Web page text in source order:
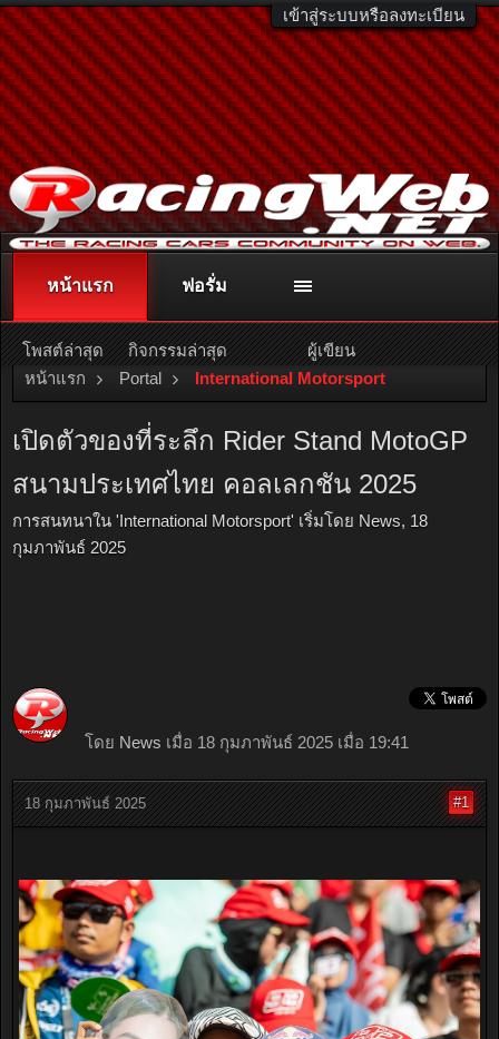
เข้าสู่ระบบหรือลงทะเบียน
ติดต่อลงโฆษณา racingweb@gmail.comหรือโทร. 081-811-1138
หรืออ่านรายละเอียดเพิ่มเติม คลิกที่นี่
หน้าแรก Portal International Motorsport
เปิดตัวของที่ระลึก Rider Stand MotoGP
สนามประเทศไทย คอลเลกชัน 2025
การสนทนาใน 'International Motorsport' เริ่มโดย News, 18
กุมภาพันธ์ 2025
โดย News เมื่อ 18 กุมภาพันธ์ 2025 เมื่อ 19:41
18 กุมภาพันธ์ 2025 #1
หน้าแรก
โพสต์ล่าสุด กิจกรรมล่าสุด ผู้เขียน
ฟอรั่ม